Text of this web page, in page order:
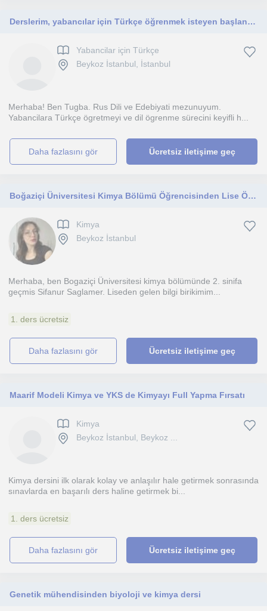
Derslerim, yabancılar için Türkçe öğrenmek isteyen başlangıç, orta ve ileri seviyedeki öğrencilere yöneliktir.
Yabancilar için Türkçe
Beykoz İstanbul, İstanbul
Merhaba! Ben Tugba. Rus Dili ve Edebiyati mezunuyum.
Yabancilara Türkçe ögretmeyi ve dil ögrenme sürecini keyifli h...
daha fazlasını gör Ücretsiz iletişime geç
Boğaziçi Üniversitesi Kimya Bölümü Öğrencisinden Lise Öğrencilerine Kimya Dersi
Kimya
Beykoz İstanbul
Merhaba, ben Bogaziçi Üniversitesi kimya bölümünde 2. sinifa
geçmis Sifanur Saglamer. Liseden gelen bilgi birikimim...
1. ders ücretsiz
daha fazlasını gör Ücretsiz iletişime geç
Maarif Modeli Kimya ve YKS de Kimyayı Full Yapma Fırsatı
Kimya
Beykoz İstanbul, Beykoz ...
Kimya dersini ilk olarak kolay ve anlaşılır hale getirmek sonrasında
sınavlarda en başarılı ders haline getirmek bi...
1. ders ücretsiz
daha fazlasını gör Ücretsiz iletişime geç
Genetik mühendisinden biyoloji ve kimya dersi